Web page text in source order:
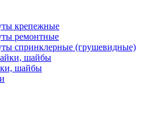
крепежные
ремонтные
спринклерные (грушевидные)
шайбы